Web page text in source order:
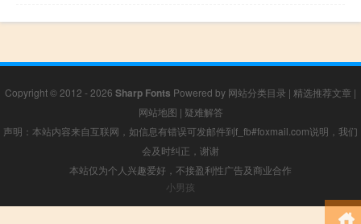
Copyright © 2012 - 2026 Sharp Fonts Powered by 网站分类目录 | 精选推荐文章 |
网站地图 | 疑难解答
声明：本站内容来自互联网，如信息有错误可发邮件到f_fb#foxmail.com说明，我们
会及时纠正，谢谢
本站仅为个人兴趣爱好，不接盈利性广告及商业合作
小男孩